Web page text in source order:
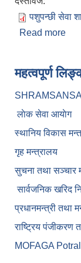
पशुपन्छी सेवा
Read more
महत्वपूर्ण
लाेक सेवा आयाेग
स्थानिय विकास
गृह मन्त्रालय
सुचना तथा सञ्चार
सार्वजनिक खरिद
प्रधानमन्त्री तथा
राष्ट्रिय पंजीकरण
MOFAGA Potral